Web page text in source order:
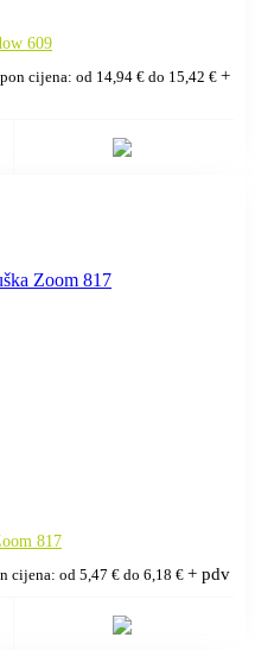
609
cijena: od 14,94 € do 15,42 € +
817
cijena: od 5,47 € do 6,18 € + pdv